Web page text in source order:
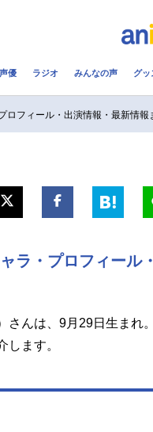
アニメ映
男性声優
声優 ラジオ みんなの声 グッ
ロフィール・出演情報・最新情報
ラ・プロフィール
さんは、9月29日生まれ
します。